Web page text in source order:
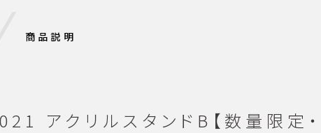
商品説明
アクリルスタンドB【数量限定